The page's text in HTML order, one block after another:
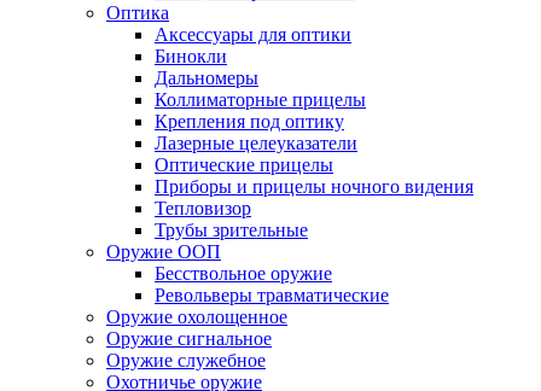
Оптика
Аксессуары для оптики
Бинокли
Дальномеры
Коллиматорные прицелы
Крепления под оптику
Лазерные целеуказатели
Оптические прицелы
Приборы и прицелы ночного видения
Тепловизор
Трубы зрительные
Оружие ООП
Бесствольное оружие
Револьверы травматические
Оружие охолощенное
Оружие сигнальное
Оружие служебное
Охотничье оружие